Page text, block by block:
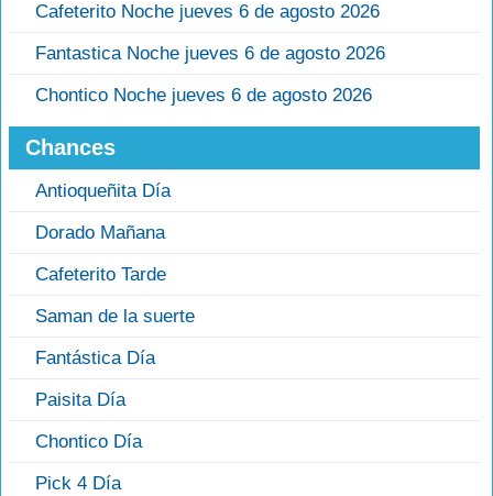
Cafeterito Noche jueves 6 de agosto 2026
Fantastica Noche jueves 6 de agosto 2026
Chontico Noche jueves 6 de agosto 2026
Chances
Antioqueñita Día
Dorado Mañana
Cafeterito Tarde
Saman de la suerte
Fantástica Día
Paisita Día
Chontico Día
Pick 4 Día